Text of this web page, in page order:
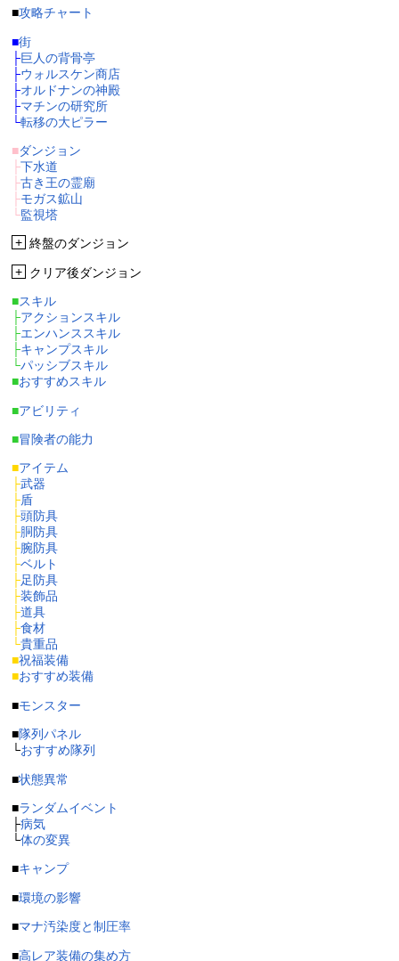
■攻略チャート
■街
├巨人の背骨亭
├ウォルスケン商店
├オルドナンの神殿
├マチンの研究所
└転移の大ピラー
■ダンジョン
├下水道
├古き王の霊廟
├モガス鉱山
└監視塔
+ 終盤のダンジョン
+ クリア後ダンジョン
■スキル
├アクションスキル
├エンハンススキル
├キャンプスキル
└パッシブスキル
■おすすめスキル
■アビリティ
■冒険者の能力
■アイテム
├武器
├盾
├頭防具
├胴防具
├腕防具
├ベルト
├足防具
├装飾品
├道具
├食材
└貴重品
■祝福装備
■おすすめ装備
■モンスター
■隊列パネル
└おすすめ隊列
■状態異常
■ランダムイベント
├病気
└体の変異
■キャンプ
■環境の影響
■マナ汚染度と制圧率
■高レア装備の集め方